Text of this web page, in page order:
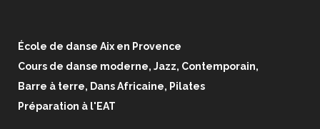
École de danse Aix en Provence
Cours de danse moderne, Jazz, Contemporain,
Barre à terre, Dans Africaine, Pilates
Préparation à l'EAT